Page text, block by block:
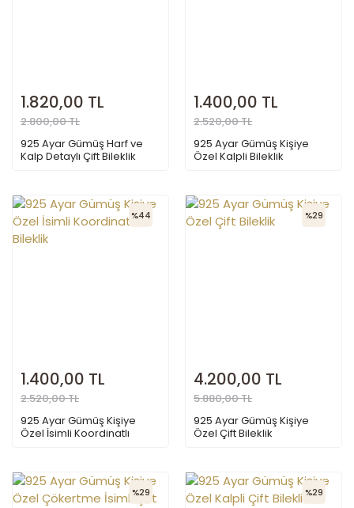
1.820,00 TL
2.800,00 TL
925 Ayar Gümüş Harf ve
Kalp Detaylı Çift Bileklik
1.400,00 TL
2.520,00 TL
925 Ayar Gümüş Kişiye
Özel Kalpli Bileklik
%44
1.400,00 TL
2.520,00 TL
925 Ayar Gümüş Kişiye
Özel İsimli Koordinatlı
%29
4.200,00 TL
5.880,00 TL
925 Ayar Gümüş Kişiye
Özel Çift Bileklik
%29 %29